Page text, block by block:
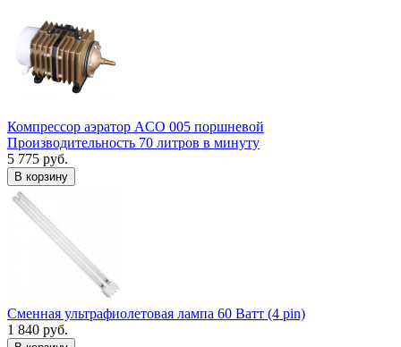
Компрессор аэратор ACO 005 поршневой
Производительность 70 литров в минуту
5 775 руб.
В корзину
Сменная ультрафиолетовая лампа 60 Ватт (4 pin)
1 840 руб.